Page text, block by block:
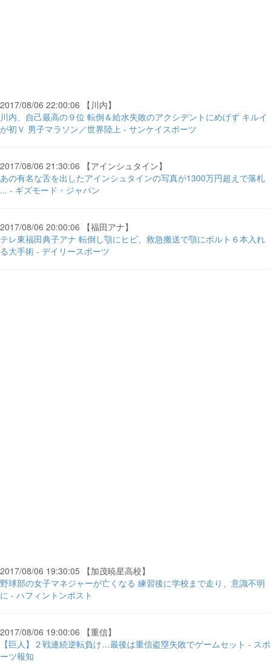
2017/08/06 22:00:06 【川内】
川内、自己最高の９位 転倒＆給水失敗のアクシデントにめげず キルイ
が初Ｖ 男子マラソン／世界陸上 - サンケイスポーツ
2017/08/06 21:30:06 【アインシュタイン】
あの有名な舌を出したアインシュタインの写真が1300万円超えで落札
... - ギズモード・ジャパン
2017/08/06 20:00:06 【福田アナ】
テレ東福田典子アナ 転倒し顎にヒビ、救急搬送で顎にボルト６本入れ
る大手術 - デイリースポーツ
2017/08/06 19:30:05 【加茂暁星高校】
野球部の女子マネジャーが亡くなる 練習後に学校まで走り、意識不明
に - ハフィントンポスト
2017/08/06 19:00:06 【重信】
【巨人】２戦連続逆転負け…最後は重信盗塁失敗でゲームセット - スポ
ーツ報知